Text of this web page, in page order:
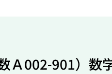
Ａ002-901）数